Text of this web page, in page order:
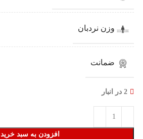
وزن نردبان
ضمانت
2 در انبار
افزودن به سبد خرید